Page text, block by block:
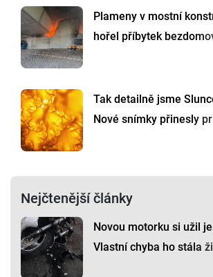
Plameny v mostní
hořel příbytek
Tak detailně jsme
Nové snímky přinesly
Nejčtenější články
Novou motorku si užil
Vlastní chyba ho stála